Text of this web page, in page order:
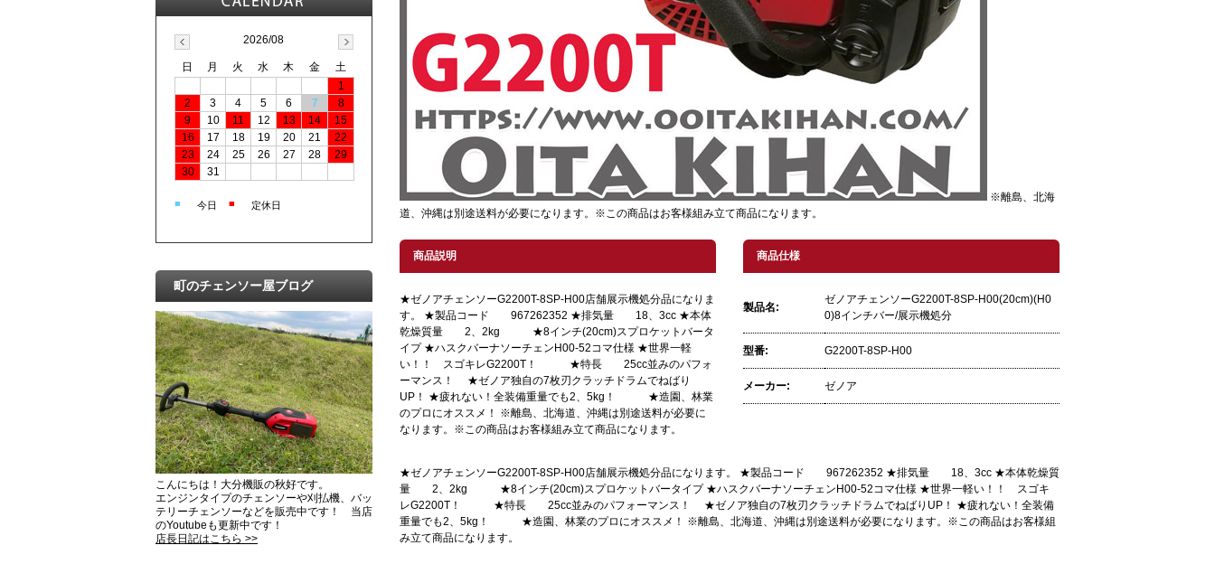
※離島、北海
道、沖縄は別途送料が必要になります。※この商品はお客様組み立て商品になります。
商品説明
★ゼノアチェンソーG2200T-8SP-H00店舗展示機処分品になりま
す。 ★製品コード 967262352 ★排気量 18、3cc ★本体
乾燥質量 2、2kg ★8インチ(20cm)スプロケットバータ
イプ ★ハスクバーナソーチェンH00-52コマ仕様 ★世界一軽
い！！ スゴキレG2200T！ ★特長 25cc並みのパフォ
ーマンス！ ★ゼノア独自の7枚刃クラッチドラムでねばり
UP！ ★疲れない！全装備重量でも2、5kg！ ★造園、林業
のプロにオススメ！ ※離島、北海道、沖縄は別途送料が必要に
なります。※この商品はお客様組み立て商品になります。
商品仕様
製品名:
ゼノアチェンソーG2200T-8SP-H00(20cm)(H0
0)8インチバー/展示機処分
型番: G2200T-8SP-H00
メーカー: ゼノア
★ゼノアチェンソーG2200T-8SP-H00店舗展示機処分品になります。 ★製品コード 967262352 ★排気量 18、3cc ★本体乾燥質
量 2、2kg ★8インチ(20cm)スプロケットバータイプ ★ハスクバーナソーチェンH00-52コマ仕様 ★世界一軽い！！ スゴキ
レG2200T！ ★特長 25cc並みのパフォーマンス！ ★ゼノア独自の7枚刃クラッチドラムでねばりUP！ ★疲れない！全装備
重量でも2、5kg！ ★造園、林業のプロにオススメ！ ※離島、北海道、沖縄は別途送料が必要になります。※この商品はお客様組
み立て商品になります。
2026/08
日 月 火 水 木 金
土
1
2
3 4 5 6 7
8
9
10 11 12 13 14
15
16
17 18 19 20 21
22
23
24 25 26 27 28
29
30
31
■ 今日 ■ 定休日
町のチェンソー屋ブログ
こんにちは！大分機販の秋好です。
エンジンタイプのチェンソーや刈払機、バッ
テリーチェンソーなどを販売中です！ 当店
のYoutubeも更新中です！
店長日記はこちら >>